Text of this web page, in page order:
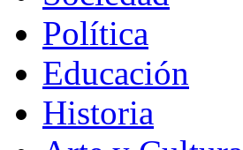
Política
Educación
Historia